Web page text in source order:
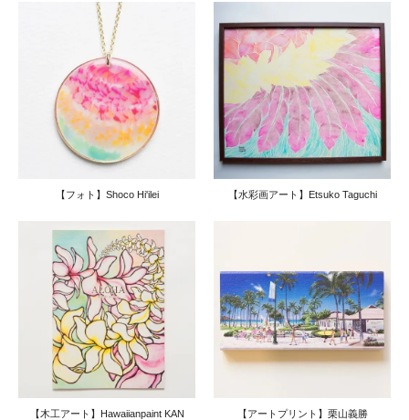
クラウンフラワー
リリー
グズマニア
タロ
フィカスウンベラータ
ジャカランダ
植物関連グッズ
グアバ・マンゴー
スパティフィラム
ジンジャー
シェフレラノバ
ハワイの植物の種子
ハウ
パイナップル
エンゼルトランペット
カヴァ
レターツリー
エアープランツ
【ラニベア（オリジナルベア）】
ぬいぐるみ・コスチューム・アクセサリー類
【アロマ＆コスメ】
【フォト】Shoco Hi'ilei 【水彩画アート】Etsuko Taguchi
【木工アート】Hawaiianpaint KAN 【アートプリント】栗山義勝